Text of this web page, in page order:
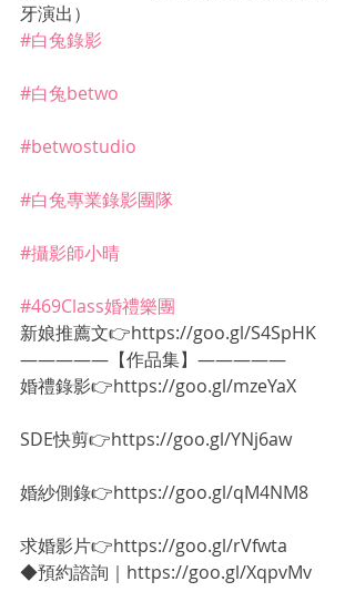
牙演出）
#白兔錄影
#白兔betwo
#betwostudio
#白兔專業錄影團隊
#攝影師小晴
#469Class婚禮樂團
新娘推薦文👉https://goo.gl/S4SpHK
—————【作品集】—————
婚禮錄影👉https://goo.gl/mzeYaX
SDE快剪👉https://goo.gl/YNj6aw
婚紗側錄👉https://goo.gl/qM4NM8
求婚影片👉https://goo.gl/rVfwta
◆預約諮詢｜https://goo.gl/XqpvMv